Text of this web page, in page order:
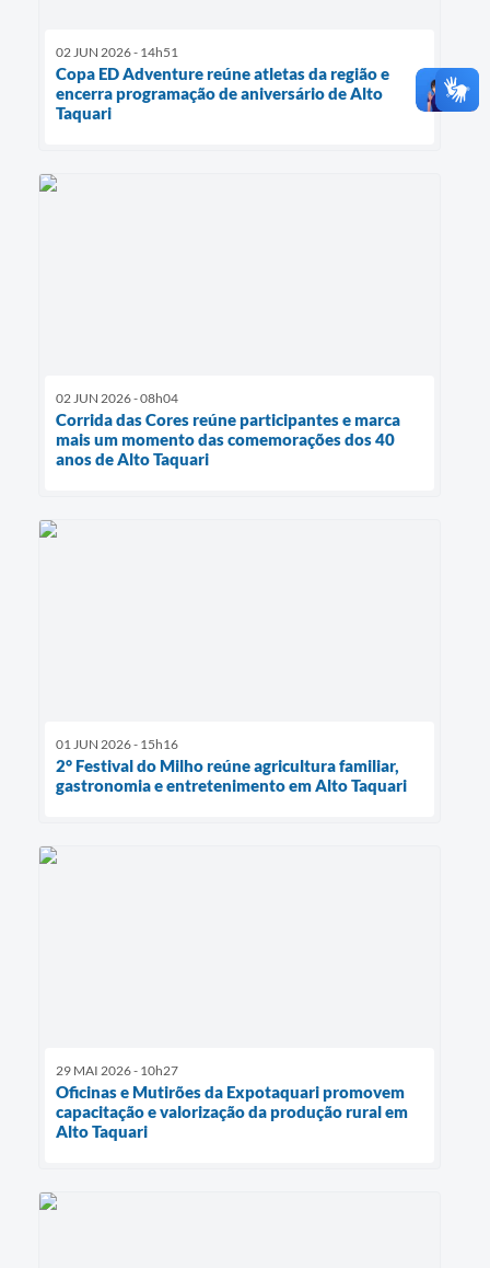
02 JUN 2026 - 14h51
Copa ED Adventure reúne atletas da região e
encerra programação de aniversário de Alto
Taquari
02 JUN 2026 - 08h04
Corrida das Cores reúne participantes e marca
mais um momento das comemorações dos 40
anos de Alto Taquari
01 JUN 2026 - 15h16
2° Festival do Milho reúne agricultura familiar,
gastronomia e entretenimento em Alto Taquari
29 MAI 2026 - 10h27
Oficinas e Mutirões da Expotaquari promovem
capacitação e valorização da produção rural em
Alto Taquari